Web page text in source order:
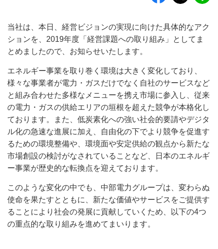
当社は、本日、経営ビジョンの実現に向けた具体的なアク
ションを、2019年度「経営課題への取り組み」としてま
とめましたので、お知らせいたします。
エネルギー事業を取り巻く環境は大きく変化しており、
様々な事業者が電力・ガスだけでなく自社のサービスなど
と組み合わせた多様なメニューを携え市場に参入し、従来
の電力・ガスの供給エリアの垣根を超えた競争が本格化し
ております。また、低炭素化への強い社会的要請やデジタ
ル化の急速な進展に加え、自由化の下でより競争を促進す
るための環境整備や、環境面や安定供給の観点から新たな
市場創設の検討がなされていることなど、日本のエネルギ
ー事業が歴史的な転換点を迎えております。
このような変化の中でも、中部電力グループは、変わらぬ
使命を果たすとともに、新たな価値やサービスをご提供す
ることにより社会の発展に貢献していくため、以下の4つ
の重点的な取り組みを進めてまいります。